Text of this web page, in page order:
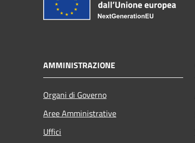
AMMINISTRAZIONE
Organi di Governo
Aree Amministrative
Uffici